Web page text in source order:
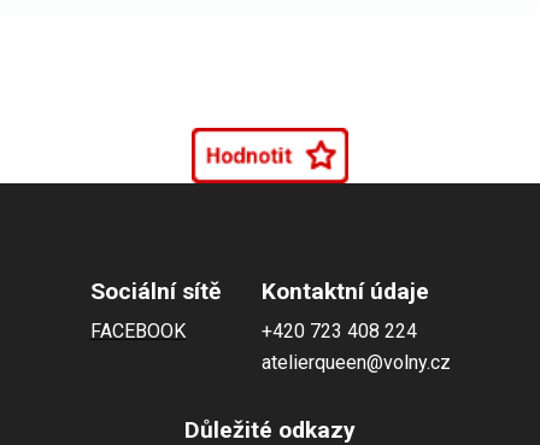
Sociální sítě
FACEBOOK
Kontaktní údaje
+420 723 408 224
atelierqueen@volny.cz
Důležité odkazy